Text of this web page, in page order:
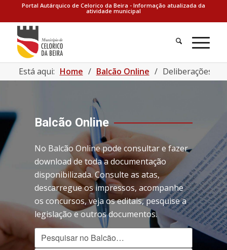
Portal Autárquico de Celorico da Beira - Informação atualizada da
atividade municipal
Está aqui: Home / Balcão Online / Deliberações |
Balcão Online
No Balcão Online pode consultar e fazer
download de toda a documentação
disponibilizada. Consulte as atas,
descarregue os impressos, acompanhe
os concursos, veja os editais, pesquise a
legislação e outros documentos.
Pesquisar no Balcão